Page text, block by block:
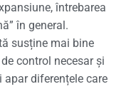
întrebarea
în general.
susține mai bine
control necesar și
diferențele care